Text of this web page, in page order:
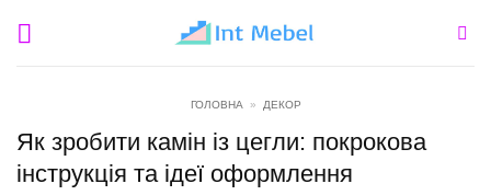
ГОЛОВНА » ДЕКОР
Як зробити камін із цегли: покрокова
інструкція та ідеї оформлення